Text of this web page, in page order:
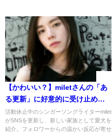
【かわいい？】miletさんの「あ
る更新」に好意的に受け止めら
れることに
活動休止中のシンガーソングライターmilet
がSNSを更新し、新しい家族として愛犬を
紹介。フォロワーからの温かい反応が寄せ